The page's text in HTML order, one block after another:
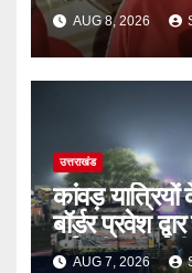
AUG 8, 2026
उत्तराखंड
कांवड़
बॉर्डर प्रवेश
गई रंगीन
AUG 7, 2026